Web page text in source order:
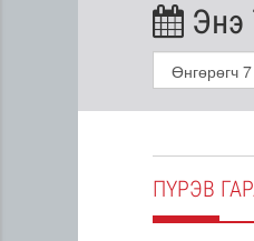
Энэ
ПҮРЭВ